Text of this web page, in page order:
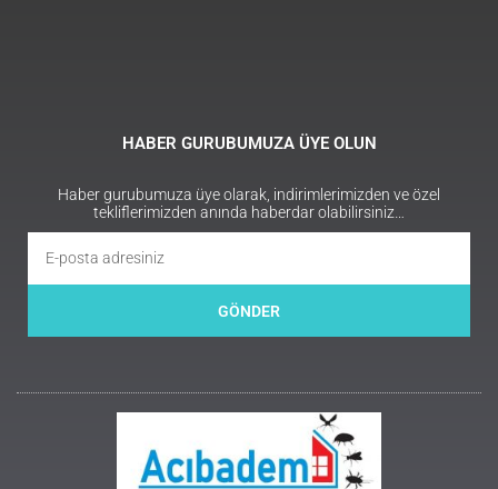
HABER GURUBUMUZA ÜYE OLUN
Haber gurubumuza üye olarak, indirimlerimizden ve özel
tekliflerimizden anında haberdar olabilirsiniz…
GÖNDER